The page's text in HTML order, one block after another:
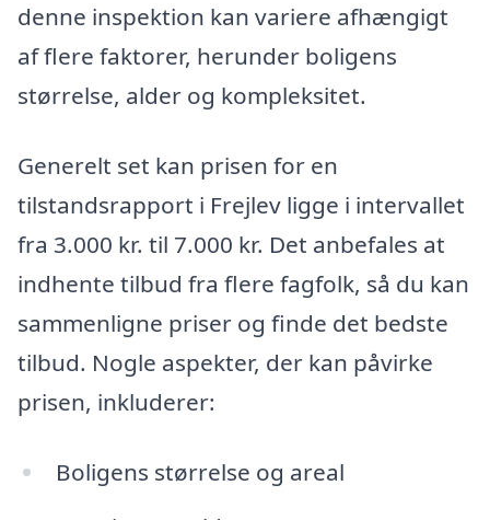
denne inspektion kan variere afhængigt
af flere faktorer, herunder boligens
størrelse, alder og kompleksitet.
Generelt set kan prisen for en
tilstandsrapport i Frejlev ligge i intervallet
fra 3.000 kr. til 7.000 kr. Det anbefales at
indhente tilbud fra flere fagfolk, så du kan
sammenligne priser og finde det bedste
tilbud. Nogle aspekter, der kan påvirke
prisen, inkluderer:
Boligens størrelse og areal